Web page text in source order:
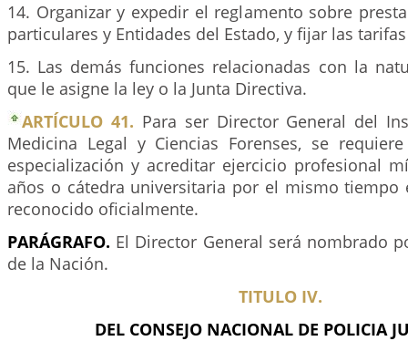
14. Organizar y expedir el reglamento sobre
particulares y Entidades del Estado, y fijar las
15. Las demás funciones relacionadas con la
que le asigne la ley o la Junta Directiva.
ARTÍCULO 41. Para ser Director General del
Medicina Legal y Ciencias Forenses, se
especialización y acreditar ejercicio profesional
años o cátedra universitaria por el mismo tiempo
reconocido oficialmente.
PARÁGRAFO. El Director General será nombrado
de la Nación.
TITULO IV.
DEL CONSEJO NACIONAL DE POLICIA